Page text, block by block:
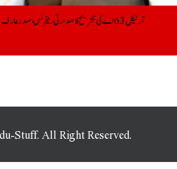
آرٹیکل 63 اے کی تشریح کا صدارتی ریفرنس، صدرعارف علوی نے منظوری دیدی
Stuff. All Right Reserved.